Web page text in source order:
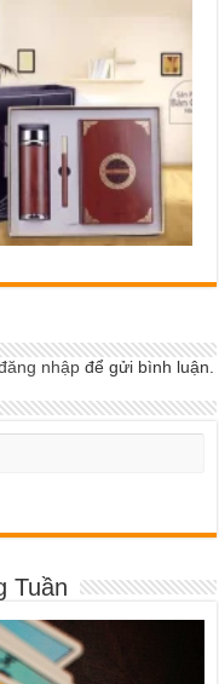
nhập để gửi bình luận.
Tuần